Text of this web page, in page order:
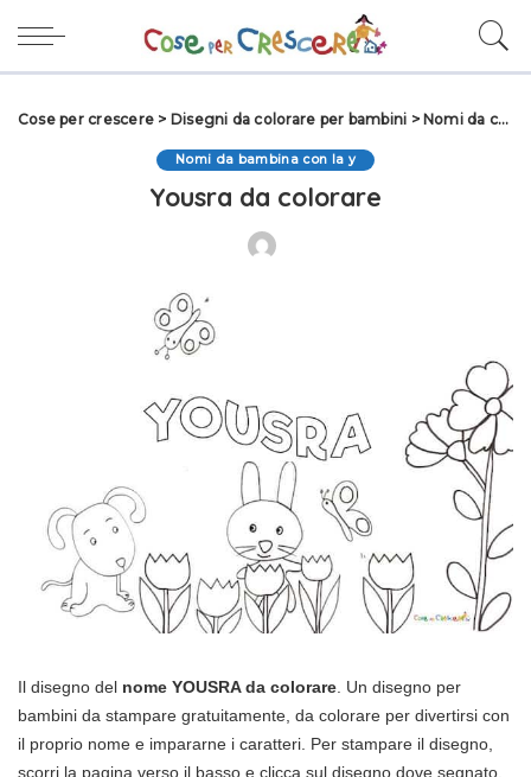
Cose per crescere > Disegni da colorare per bambini > Nomi da colorare
Nomi da bambina con la y
Yousra da colorare
Il disegno del nome YOUSRA da colorare . Un disegno per
bambini da stampare gratuitamente, da colorare per divertirsi con
il proprio nome e impararne i caratteri. Per stampare il disegno,
scorri la pagina verso il basso e clicca sul disegno dove segnato.